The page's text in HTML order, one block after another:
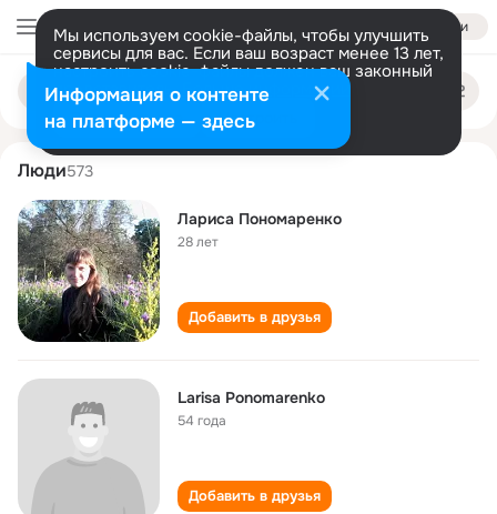
Войти
Мы используем cookie-файлы, чтобы улучшить
сервисы для вас. Если ваш возраст менее 13 лет,
настроить cookie-файлы должен ваш законный
представитель. Больше информации
Разрешить все Настроить
Поиск
людям
larisa ponomarenko
Люди573
Лариса Пономаренко
28 лет
Добавить в друзья
Larisa Ponomarenko
54 года
Добавить в друзья
Информация о контенте
на платформе — здесь